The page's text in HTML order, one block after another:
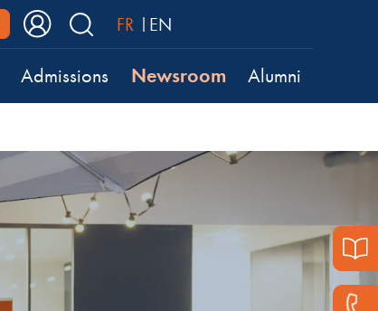
FR EN
Admissions Newsroom Alumni